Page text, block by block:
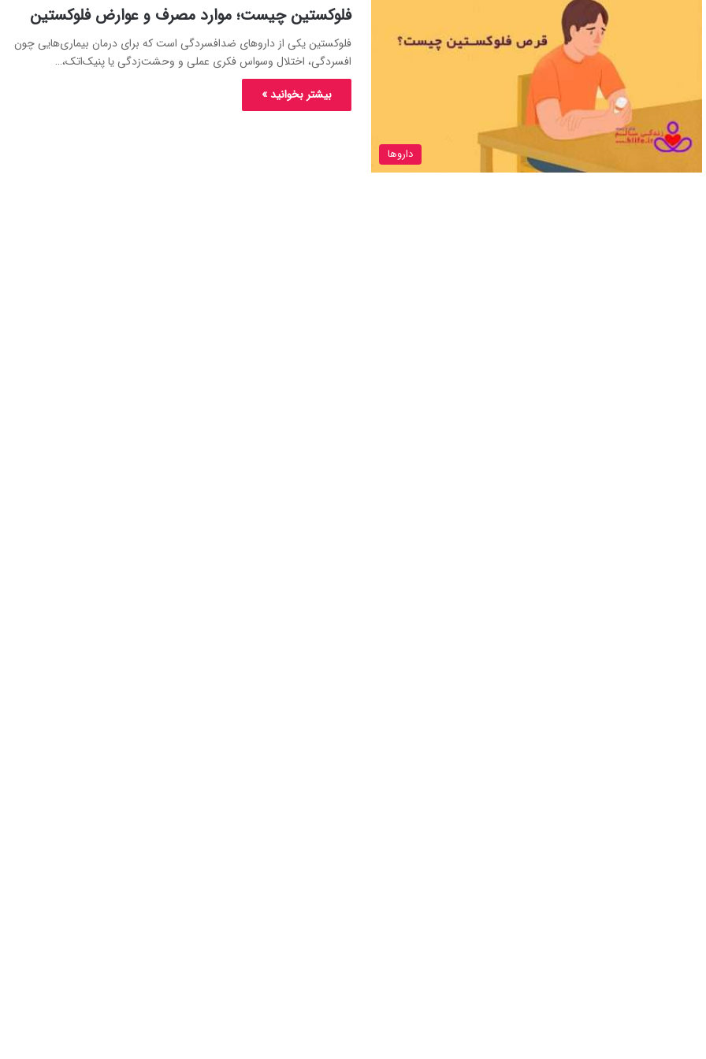
داروها
فلوکستین چیست؛ موارد مصرف و عوارض فلوکستین
فلوکستین یکی از داروهای ضدافسردگی است که برای درمان بیماری‌هایی چون
افسردگی، اختلال وسواس فکری عملی و وحشت‌زدگی یا پنیک‌اتک،…
بیشتر بخوانید »